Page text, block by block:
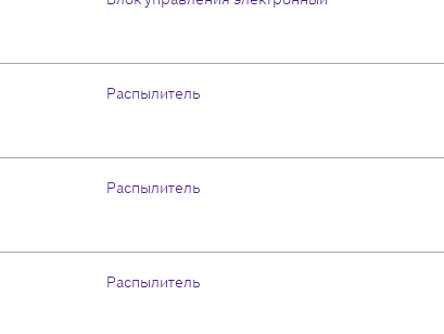
Распылитель
Распылитель
Распылитель